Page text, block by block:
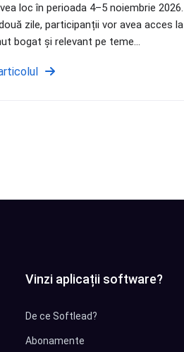
loc în perioada 4–5 noiembrie 2026.
zile, participanții vor avea acces la
bogat și relevant pe teme...
Vinzi aplicații software?
De ce Softlead?
Abonamente